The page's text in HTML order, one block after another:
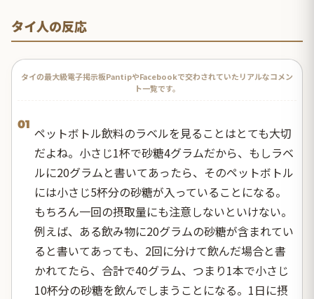
タイ人の反応
タイの最大級電子掲示板PantipやFacebookで交わされていたリアルなコメン
ト一覧です。
01
ペットボトル飲料のラベルを見ることはとても大切
だよね。小さじ1杯で砂糖4グラムだから、もしラベ
ルに20グラムと書いてあったら、そのペットボトル
には小さじ5杯分の砂糖が入っていることになる。
もちろん一回の摂取量にも注意しないといけない。
例えば、ある飲み物に20グラムの砂糖が含まれてい
ると書いてあっても、2回に分けて飲んだ場合と書
かれてたら、合計で40グラム、つまり1本で小さじ
10杯分の砂糖を飲んでしまうことになる。1日に摂